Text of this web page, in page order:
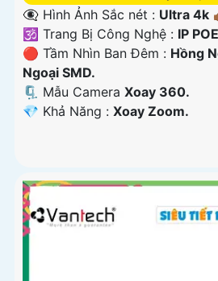
👁️‍🗨 Hình Ảnh Sắc nét : Ultra 4k
🕉️ Trang Bị Công Nghệ : IP
🔴 Tầm Nhìn Ban Đêm : Hồng
Ngoại SMD.
🗜️ Mẫu Camera Xoay 360.
️💎 Khả Năng : Xoay Zoom.